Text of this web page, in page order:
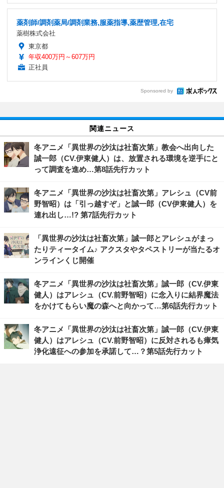
薬剤師/調剤薬局/調剤業務,服薬指導,薬歴管理,在宅
薬樹株式会社
東京都
年収400万円～607万円
正社員
Sponsored by
関連ニュース
冬アニメ「異世界の沙汰は社畜次第」教会へ出向した
誠一郎（CV.伊東健人）は、放置される環境を逆手にと
って調査を進め…第8話先行カット
冬アニメ「異世界の沙汰は社畜次第」アレシュ（CV前
野智昭）は「引っ越すぞ」と誠一郎（CV伊東健人）を
連れ出し…!? 第7話先行カット
「異世界の沙汰は社畜次第」誠一郎とアレシュがまっ
たりティータイム♪ アクスタやタペストリーが当たるオ
ンラインくじ開催
冬アニメ「異世界の沙汰は社畜次第」誠一郎（CV.伊東
健人）はアレシュ（CV.前野智昭）に念入りに結界魔法
をかけてもらい魔の森へと向かって…第6話先行カット
冬アニメ「異世界の沙汰は社畜次第」誠一郎（CV.伊東
健人）はアレシュ（CV.前野智昭）に反対されるも瘴気
浄化遠征への参加を承諾して…？第5話先行カット